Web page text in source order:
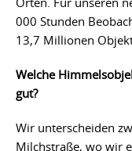
000 Stunden
13,7 Millionen
Welche
gut?
Wir unterscheiden
Milchstraße, wo wir